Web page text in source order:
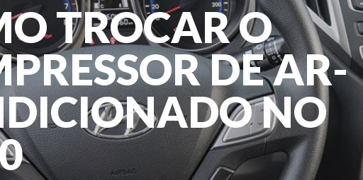
TROCAR O
DE AR-
NO